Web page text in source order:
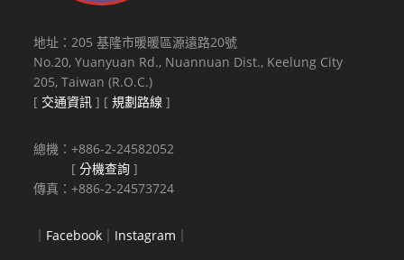
地址：205 基隆市暖暖區源遠路20號
No.20, Yuanyuan Rd., Nuannuan Dist., Keelung City
205, Taiwan (R.O.C.)
[ 交通資訊 ] [規劃路線 ]
總機：+886-2-24582052
[分機查詢 ]
傳真：+886-2-24573724
Facebook Instagram